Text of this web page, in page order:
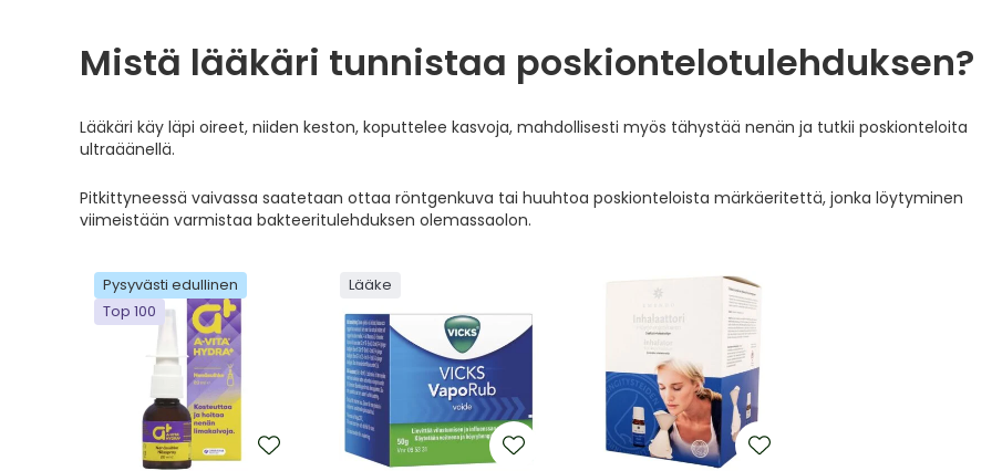
Mistä lääkäri tunnistaa poskiontelotulehduksen?
Lääkäri käy läpi oireet, niiden keston, koputtelee kasvoja, mahdollisesti myös tähystää nenän ja tutkii poskionteloita
ultraäänellä.
Pitkittyneessä vaivassa saatetaan ottaa röntgenkuva tai huuhtoa poskionteloista märkäeritettä, jonka löytyminen
viimeistään varmistaa bakteeritulehduksen olemassaolon.
Pysyvästi edullinen
Top 100
Lääke